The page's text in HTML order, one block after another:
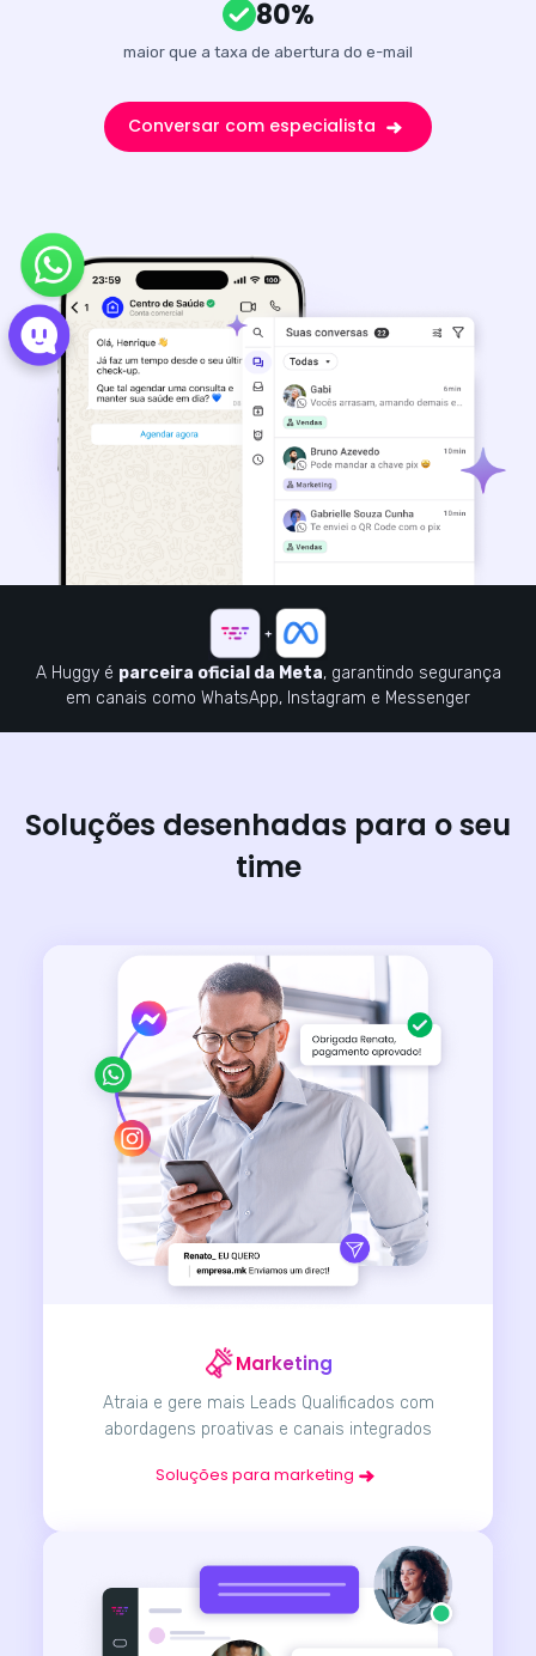
80%
maior que a taxa de abertura do e-mail
Conversar com especialista
A Huggy é parceira oficial da Meta, garantindo segurança
em canais como WhatsApp, Instagram e Messenger
Soluções desenhadas para o seu
time
Marketing
Atraia e gere mais Leads Qualificados com
abordagens proativas e canais integrados
Soluções para marketing